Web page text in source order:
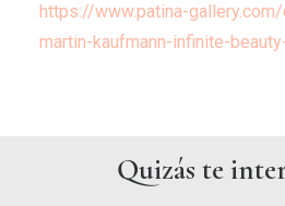
https://www.patina-
martin-kaufmann-infinite-
Quizás te